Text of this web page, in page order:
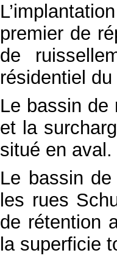
premier de
de
résidentiel
Le bassin de
et la
situé en aval.
Le bassin
les rues
de rétention
la superficie